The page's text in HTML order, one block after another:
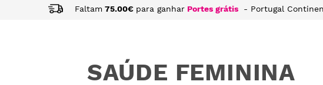
Faltam 75.00€ para ganhar Portes grátis - Portugal
SAÚDE FEMININA